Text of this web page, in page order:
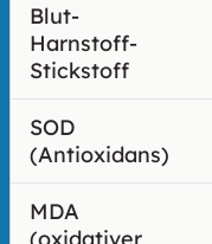
Blut-
Harnstoff-
Stickstoff
SOD
(Antioxidans)
MDA
(oxidativer